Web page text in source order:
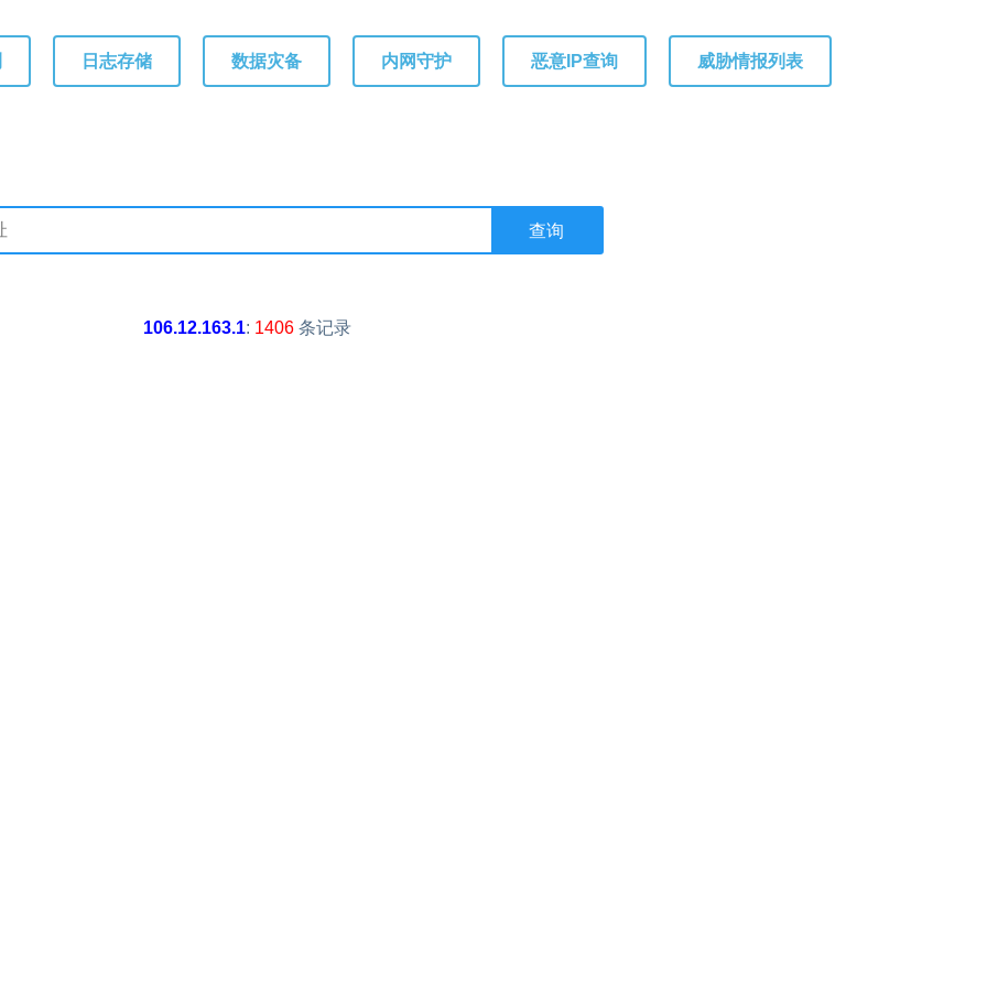
日志存储 数据灾备 内网守护 恶意IP查询 威胁情报列表
106.12.163.1: 1406条记录